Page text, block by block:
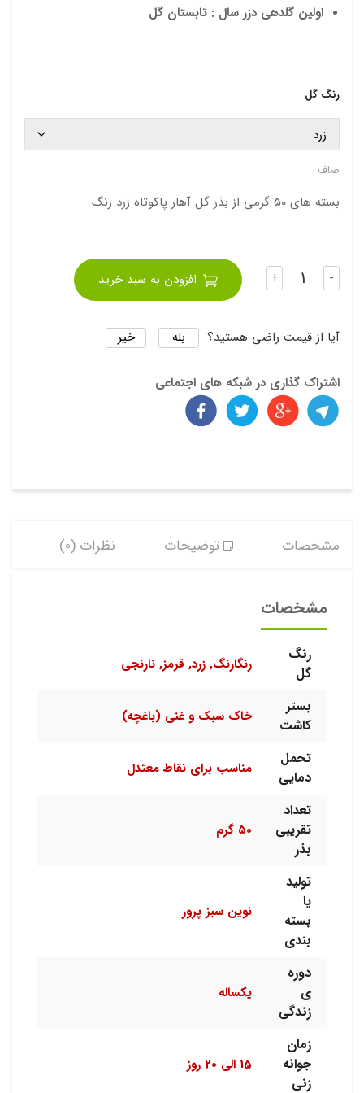
اولین گلدهی دزر سال : تابستان گل
رنگ گل
صاف
بسته های ۵۰ گرمی از بذر گل آهار پاکوتاه زرد رنگ
- تعداد + افزودن به سبد خرید
آیا از قیمت راضی هستید؟ بله خیر
اشتراک گذاری در شبکه های اجتماعی
مشخصات توضیحات نظرات (0)
مشخصات
رنگ
گل
رنگارنگ, زرد, قرمز, نارنجی
بستر
کاشت
خاک سبک و غنی (باغچه)
تحمل
دمایی
مناسب برای نقاط معتدل
تعداد
تقریبی
بذر
۵۰ گرم
تولید
یا
بسته
بندی
نوین سبز پرور
دوره
ی
زندگی
یکساله
زمان
جوانه
زنی
15 الی 20 روز